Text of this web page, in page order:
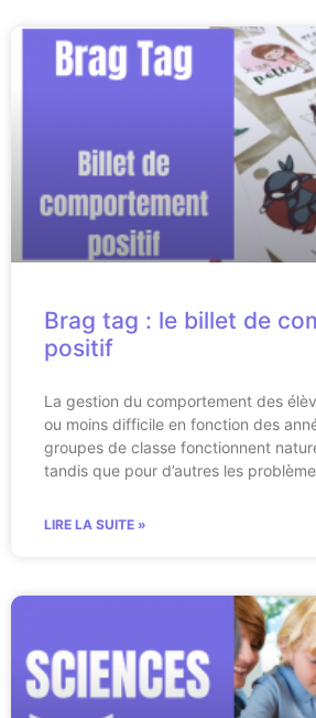
Brag tag : le billet de
positif
La gestion du comportement des
ou moins difficile en fonction des
groupes de classe fonctionnent
tandis que pour d’autres les
LIRE LA SUITE »